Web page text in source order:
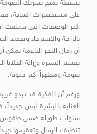
بسيطة تمنح بشرتك النعومة
على مستحضرات العناية،
أكثر الوصفات التي ستلفت
بالراحة والاسترخاء وتجديد
أن رمال البحر الناعمة
تقشير البشرة وإزالة الخلايا
نعومة ومظهراً أكثر حيوية.
ورغم أن الفكرة قد تبدو
العناية بالبشرة ليس
سنوات طويلة ضمن طقوس
تنظيف الرمال وتعقيمها